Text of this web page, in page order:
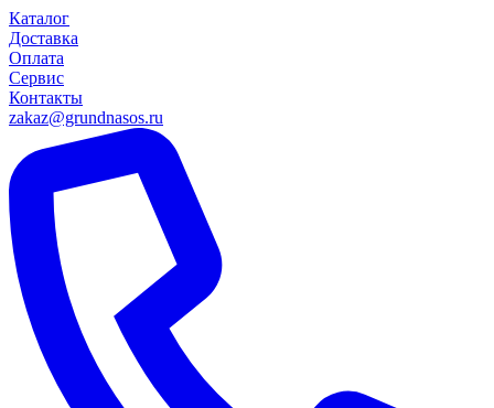
Каталог
Доставка
Оплата
Сервис
Контакты
zakaz@grundnasos.ru